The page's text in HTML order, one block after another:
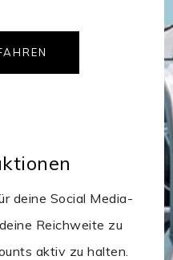
deine Social Media-
Reichweite zu
aktiv zu halten.